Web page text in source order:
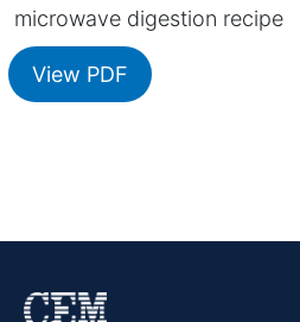
microwave digestion recipe
View PDF